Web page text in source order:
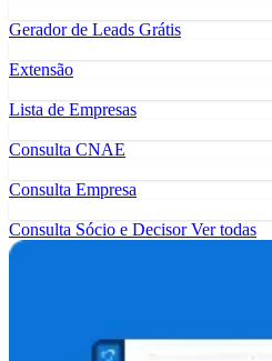
Gerador de Leads Grátis
Extensão
Lista de Empresas
Consulta CNAE
Consulta Empresa
Consulta Sócio e DecisorVer todas